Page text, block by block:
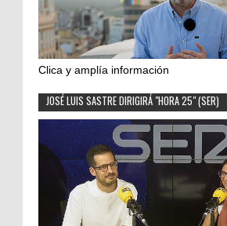
Clica y amplía información
JOSÉ LUIS SASTRE DIRIGIRÁ "HORA 25" (SER)